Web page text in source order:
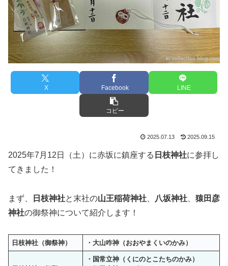
X Facebook LINE
コピー
2025.07.13 2025.09.15
2025年7月12日（土）に赤坂に鎮座する 日枝神社に参拝し
てきました！
まず、 日枝神社と末社の山王稲荷神社 八坂神社
猿田彦
神社の御祭神について紹介します！
日枝神社（御祭神） ・大山咋神（おおやまくいのかみ）
・国常立神（くにのとこたちのかみ）